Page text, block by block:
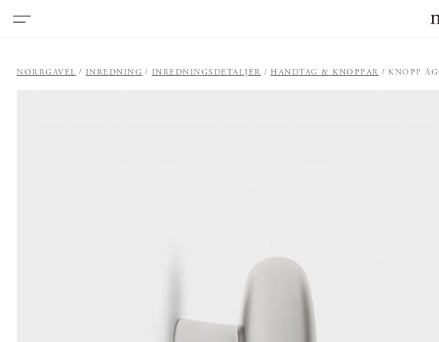
NORRGAVEL INREDNING INREDNINGSDETALJER HANDTAG & KNOPPAR KNOPP